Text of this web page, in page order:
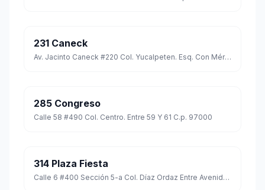
231 Caneck
Av. Jacinto Caneck #220 Col. Yucalpeten. Esq. Con Mérida 2000 C.p. 97227
285 Congreso
Calle 58 #490 Col. Centro. Entre 59 Y 61 C.p. 97000
314 Plaza Fiesta
Calle 6 #400 Sección 5-a Col. Díaz Ordaz Entre Avenida Correo Racho Y Calle 2 a C.p. 97130